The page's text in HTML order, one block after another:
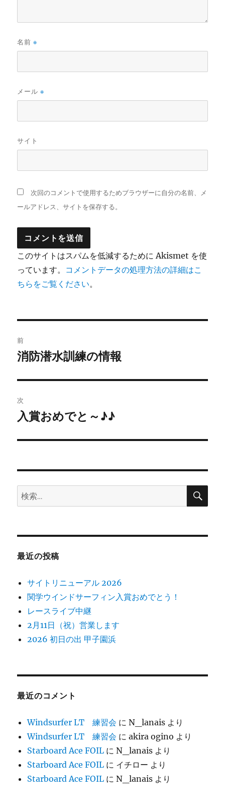
名前※
メール※
サイト
次回のコメントで使用するためブラウザーに自分の名前、メ
ールアドレス、サイトを保存する。
このサイトはスパムを低減するために Akismet を使
っています。 コメントデータの処理方法の詳細はこ
ちらをご覧ください。
稿
ビ
ゲ
ー
ン
前
前
投
稿:
消防潜水訓練の情報
次
次
投
入賞おめでと～♪♪
検
索:
検
最近の投稿
サイトリニューアル 2026
関学ウインドサーフィン入賞おめでとう！
レースライブ中継
2月11日（祝）営業します
2026 初日の出 甲子園浜
最近のコメント
Windsurfer LT 練習会 にN_lanais より
Windsurfer LT 練習会 にakira ogino より
Starboard Ace FOIL にN_lanais より
Starboard Ace FOIL に イチロー より
Starboard Ace FOIL にN_lanais より